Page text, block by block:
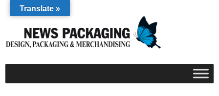
Translate »